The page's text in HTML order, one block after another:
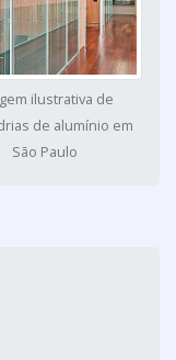
ilustrativa de
de alumínio em
São Paulo